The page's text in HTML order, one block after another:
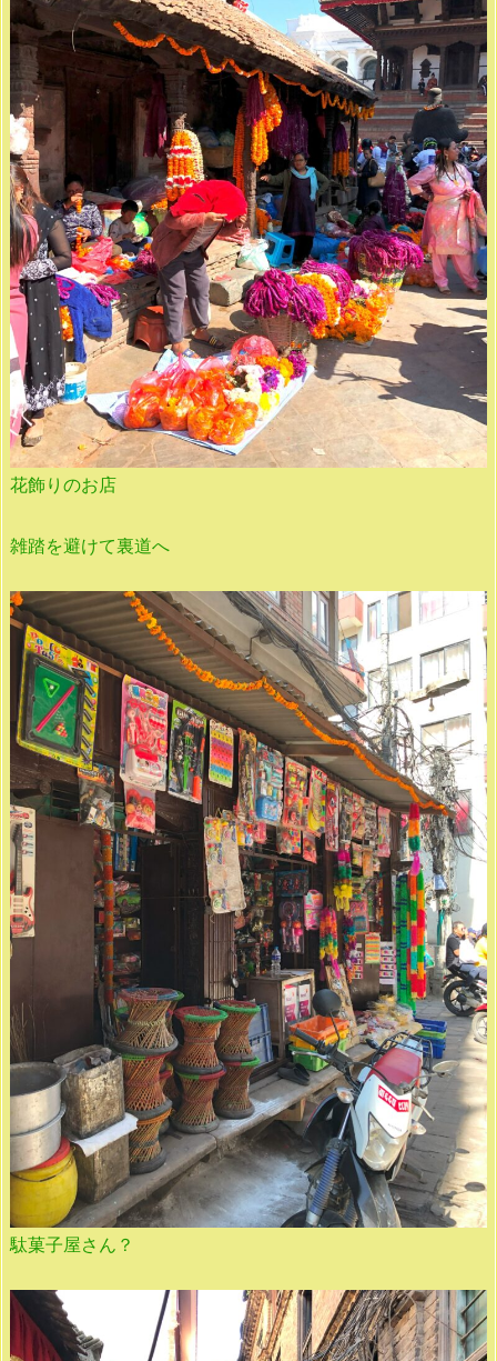
花飾りのお店
雑踏を避けて裏道へ
駄菓子屋さん？